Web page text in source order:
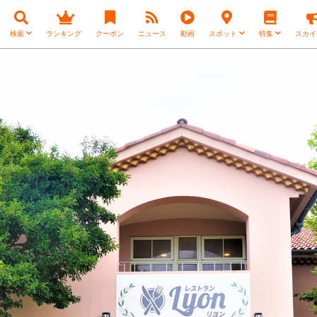
検索 ランキング クーポン ニュース 動画 スポット 特集 スカ